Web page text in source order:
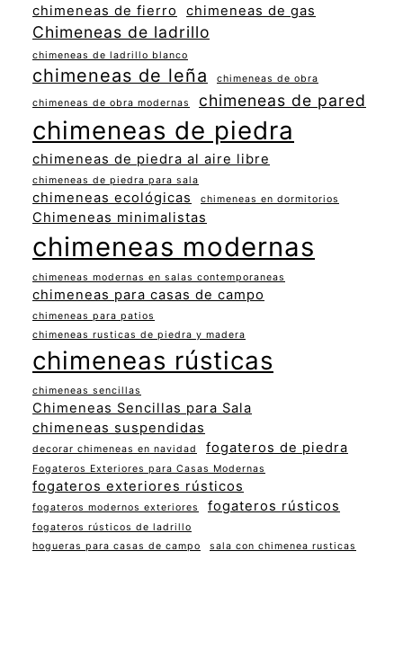
chimeneas de fierro
chimeneas de gas
Chimeneas de ladrillo
chimeneas de ladrillo blanco
chimeneas de leña chimeneas de obra
chimeneas de obra modernas chimeneas de pared
chimeneas de piedra
chimeneas de piedra al aire libre
chimeneas de piedra para sala
chimeneas ecológicas chimeneas en dormitorios
Chimeneas minimalistas
chimeneas modernas
chimeneas modernas en salas contemporaneas
chimeneas para casas de campo
chimeneas para patios
chimeneas rusticas de piedra y madera
chimeneas rústicas
chimeneas sencillas
Chimeneas Sencillas para Sala
chimeneas suspendidas
decorar chimeneas en navidad fogateros de piedra
Fogateros Exteriores para Casas Modernas
fogateros exteriores rústicos
fogateros modernos exteriores fogateros rústicos
fogateros rústicos de ladrillo
hogueras para casas de campo
sala con chimenea rusticas